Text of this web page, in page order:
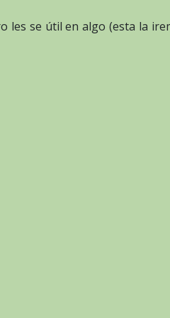
les se útil en algo (esta la